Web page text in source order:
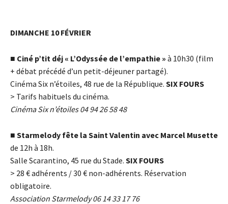
DIMANCHE 10 FÉVRIER
■ Ciné p’tit déj « L’Odyssée de l’empathie » à 10h30 (film
+ débat précédé d’un petit-déjeuner partagé).
Cinéma Six n’étoiles, 48 rue de la République. SIX FOURS
> Tarifs habituels du cinéma.
Cinéma Six n’étoiles 04 94 26 58 48
■ Starmelody fête la Saint Valentin avec Marcel Musette
de 12h à 18h.
Salle Scarantino, 45 rue du Stade. SIX FOURS
> 28 €adhérents / 30 € non-adhérents. Réservation
obligatoire.
Association Starmelody 06 14 33 17 76